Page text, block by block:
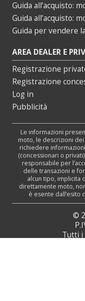
Guida all’acquisto:
Guida all’acquisto:
Guida per vendere
AREA DEALER E
Registrazione
Registrazione
Log in
Pubblicità
Le informazioni
moto, le descrizioni
richiedere
(concessionari o
responsabile per
delle transazioni e
alcun tipo, implicita
direttamente moto,
è esente dall’esito
©
Tutti